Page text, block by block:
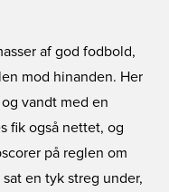
af god fodbold,
mod hinanden. Her
vandt med en
fik også nettet, og
på reglen om
en tyk streg under,